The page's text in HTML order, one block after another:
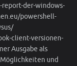
der-windows-
powershell-
client-versionen-
Ausgabe als
und